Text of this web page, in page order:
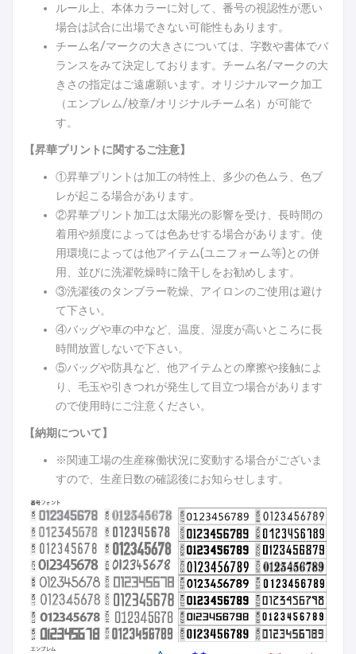
ルール上、本体カラーに対して、番号の視認性が悪い
場合は試合に出場できない可能性もあります。
チーム名/マークの大きさについては、字数や書体でバ
ランスをみて決定しております。チーム名/マークの大
きさの指定はご遠慮願います。オリジナルマーク加工
（エンブレム/校章/オリジナルチーム名）が可能で
す。
【昇華プリントに関するご注意】
①昇華プリントは加工の特性上、多少の色ムラ、色ブ
レが起こる場合があります。
②昇華プリント加工は太陽光の影響を受け、長時間の
着用や頻度によっては色あせする場合があります。使
用環境によっては他アイテム(ユニフォーム等)との併
用、並びに洗濯乾燥時に陰干しをお勧めします。
③洗濯後のタンブラー乾燥、アイロンのご使用は避け
て下さい。
④バッグや車の中など、温度、湿度が高いところに長
時間放置しないで下さい。
⑤バッグや防具など、他アイテムとの摩擦や接触によ
り、毛玉や引きつれが発生して目立つ場合があります
ので使用時にご注意ください。
【納期について】
※関連工場の生産稼働状況に変動する場合がございま
すので、生産日数の確認後にお知らせします。